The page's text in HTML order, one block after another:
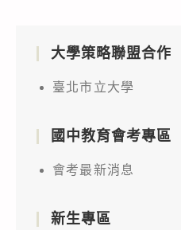
大學策略聯盟合作
臺北市立大學
國中教育會考專區
會考最新消息
新生專區